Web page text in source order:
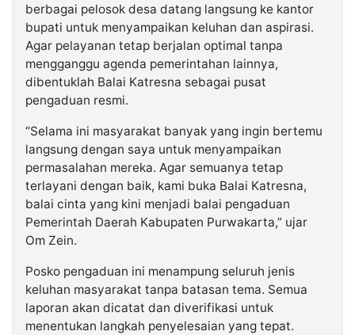
berbagai pelosok desa datang langsung ke kantor
bupati untuk menyampaikan keluhan dan aspirasi.
Agar pelayanan tetap berjalan optimal tanpa
mengganggu agenda pemerintahan lainnya,
dibentuklah Balai Katresna sebagai pusat
pengaduan resmi.
“Selama ini masyarakat banyak yang ingin bertemu
langsung dengan saya untuk menyampaikan
permasalahan mereka. Agar semuanya tetap
terlayani dengan baik, kami buka Balai Katresna,
balai cinta yang kini menjadi balai pengaduan
Pemerintah Daerah Kabupaten Purwakarta,” ujar
Om Zein.
Posko pengaduan ini menampung seluruh jenis
keluhan masyarakat tanpa batasan tema. Semua
laporan akan dicatat dan diverifikasi untuk
menentukan langkah penyelesaian yang tepat.